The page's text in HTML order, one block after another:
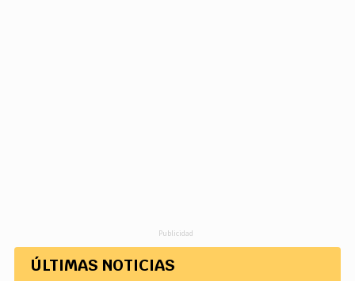
Publicidad
ÚLTIMAS NOTICIAS